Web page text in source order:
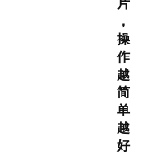
，
操
作
越
简
单
越
好